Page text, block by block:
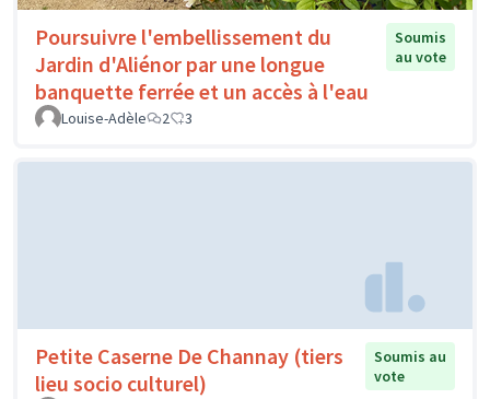
Poursuivre l'embellissement du
Jardin d'Aliénor par une longue
banquette ferrée et un accès à l'eau
Soumis
au vote
Louise-Adèle 2 3
Petite Caserne De Channay (tiers
lieu socio culturel)
Soumis au
vote